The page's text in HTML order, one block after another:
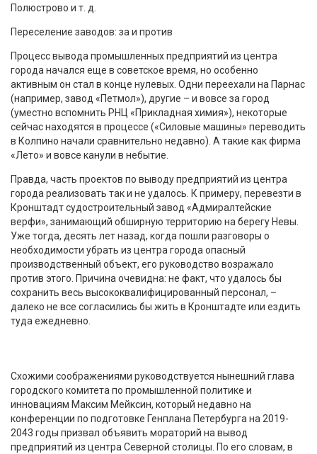
Полюстрово и т. д.
Переселение заводов: за и против
Процесс вывода промышленных предприятий из центра
города начался еще в советское время, но особенно
активным он стал в конце нулевых. Одни переехали на Парнас
(например, завод «Петмол»), другие – и вовсе за город
(уместно вспомнить РНЦ «Прикладная химия»), некоторые
сейчас находятся в процессе («Силовые машины» переводить
в Колпино начали сравнительно недавно). А такие как фирма
«Лето» и вовсе канули в небытие.
Правда, часть проектов по выводу предприятий из центра
города реализовать так и не удалось. К примеру, перевезти в
Кронштадт судостроительный завод «Адмиралтейские
верфи», занимающий обширную территорию на берегу Невы.
Уже тогда, десять лет назад, когда пошли разговоры о
необходимости убрать из центра города опасный
производственный объект, его руководство возражало
против этого. Причина очевидна: не факт, что удалось бы
сохранить весь высококвалифицированный персонал, –
далеко не все согласились бы жить в Кронштадте или ездить
туда ежедневно.
Схожими соображениями руководствуется нынешний глава
городского комитета по промышленной политике и
инновациям Максим Мейксин, который недавно на
конференции по подготовке Генплана Петербурга на 2019-
2043 годы призвал объявить мораторий на вывод
предприятий из центра Северной столицы. По его словам, в